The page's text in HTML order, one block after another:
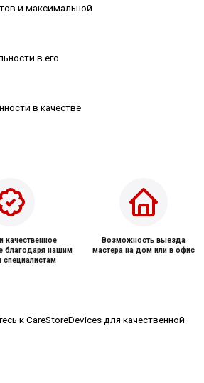
и максимальной
в его
в качестве
качественное
благодаря нашим
Возможность выезда
мастера на дом или в офис
к CareStoreDevices для качественной